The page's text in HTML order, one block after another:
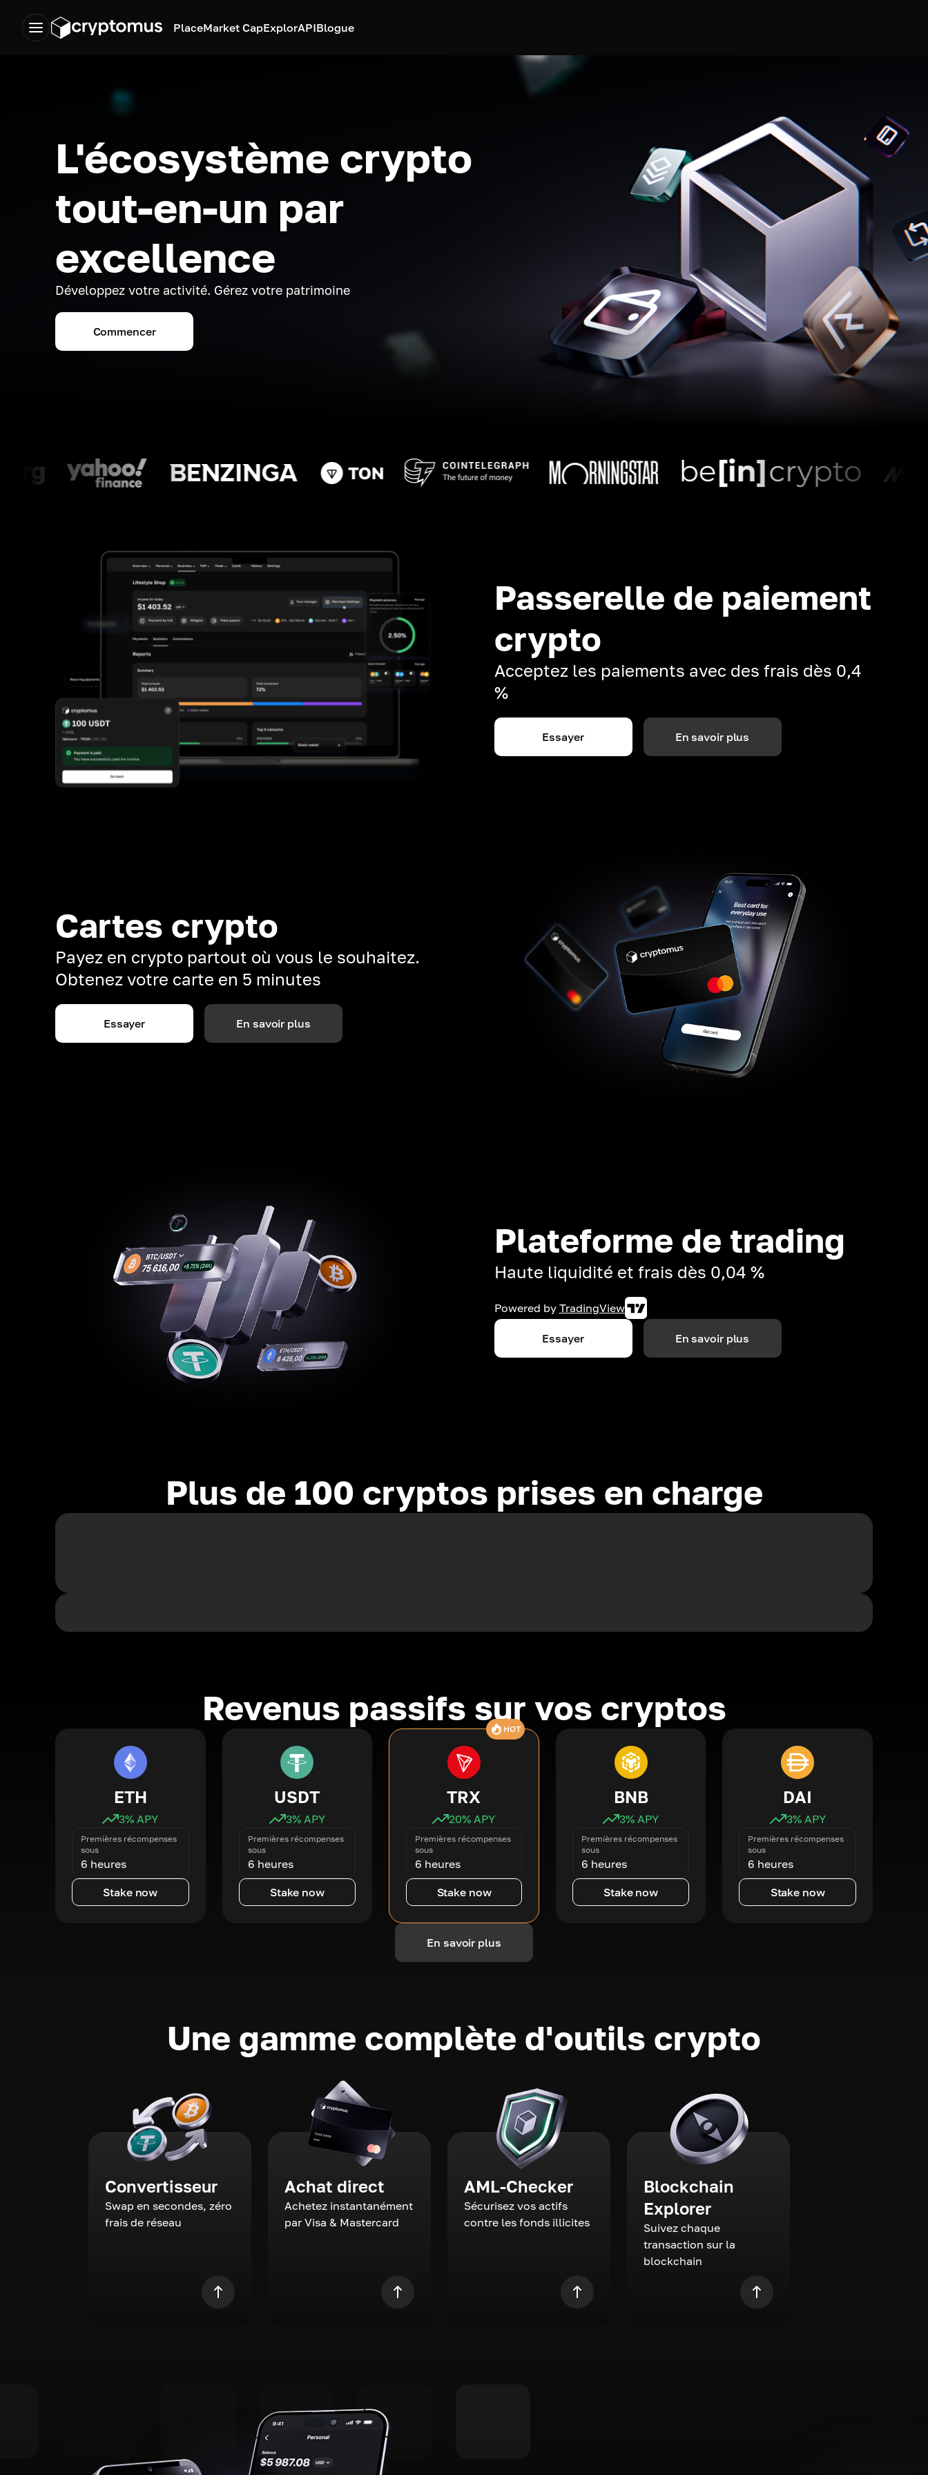
PlaceMarket CapExplorAPIBlogue
L'écosystème crypto
tout-en-un par
excellence
Développez votre activité. Gérez votre patrimoine
Commencer
Passerelle de paiement
crypto
Acceptez les paiements avec des frais dès 0,4
%
Essayer En savoir plus
Cartes crypto
Payez en crypto partout où vous le souhaitez.
Obtenez votre carte en 5 minutes
Essayer En savoir plus
Plateforme de trading
Haute liquidité et frais dès 0,04 %
Powered by TradingView
Essayer En savoir plus
Plus de 100 cryptos prises en charge
Revenus passifs sur vos cryptos
ETH
3% APY
Premières récompenses
sous
6 heures
Stake now
USDT
3% APY
Premières récompenses
sous
6 heures
Stake now
HOT
TRX
20% APY
Premières récompenses
sous
6 heures
Stake now
BNB
3% APY
Premières récompenses
sous
6 heures
Stake now
DAI
3% APY
Premières récompenses
sous
6 heures
Stake now
En savoir plus
Une gamme complète d'outils crypto
Convertisseur
Swap en secondes, zéro
frais de réseau
Achat direct
Achetez instantanément
par Visa & Mastercard
AML-Checker
Sécurisez vos actifs
contre les fonds illicites
Blockchain
Explorer
Suivez chaque
transaction sur la
blockchain